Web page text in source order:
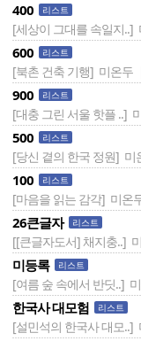
400 리스트
[세상이 그대를 속일지..]
600 리스트
[북촌 건축 기행] 미온두
900 리스트
[대충 그린 서울 핫플 ..]
500 리스트
[당신 곁의 한국 정원] 미
100 리스트
[마음을 읽는 감각] 미온
26큰글자 리스트
[[큰글자도서] 채지충..]
미등록 리스트
[여름 숲 속에서 반딧..]
한국사 대모험 리스트
[설민석의 한국사 대모..]